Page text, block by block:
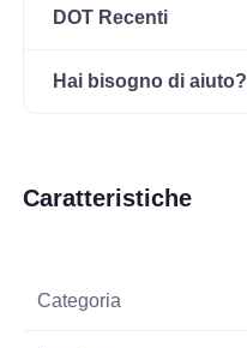
DOT Recenti
Hai bisogno di aiuto?
Caratteristiche
Categoria